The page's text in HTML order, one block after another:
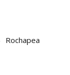
Rochapea